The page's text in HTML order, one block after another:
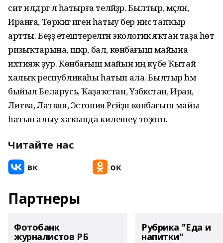
сит илдәргә лә һатырға теләйҙәр. Былтыр, мәҫәлән,
Иранға, Төркиәгә иген һатыу бер нисә тапҡыр
артты. Беҙҙә етештерелгән экологик яҡтан таҙа һөт
ризыҡтарына, шәкәр, бал, көнбағыш майына
ихтияж ҙур. Көнбағыш майын иң күбе Ҡытай
халыҡ республикаһы һатып ала. Былтыр һәм
быйыл Беларусь, Ҡаҙаҡстан, Үзбәкстан, Иран,
Литва, Латвия, Эстония Рәсәйҙән көнбағыш майы
һатып алыу хаҡында килешеү төҙөгән.
Читайте нас
Партнеры
Фотобанк
журналистов РБ
Рубрика "Еда и
напитки"